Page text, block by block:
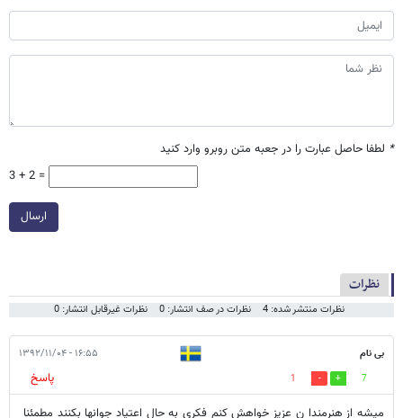
* لطفا حاصل عبارت را در جعبه متن روبرو وارد کنید
3 + 2 =
ارسال
نظرات
نظرات منتشر شده: 4 نظرات در صف انتشار: 0 نظرات غیرقابل انتشار: 0
بی نام ۱۶:۵۵ - ۱۳۹۲/۱۱/۰۴
7
1
پاسخ
میشه از هنرمندا ن عزیز خواهش کنم فکری به حال اعتیاد جوانها بکنند مطمئنا